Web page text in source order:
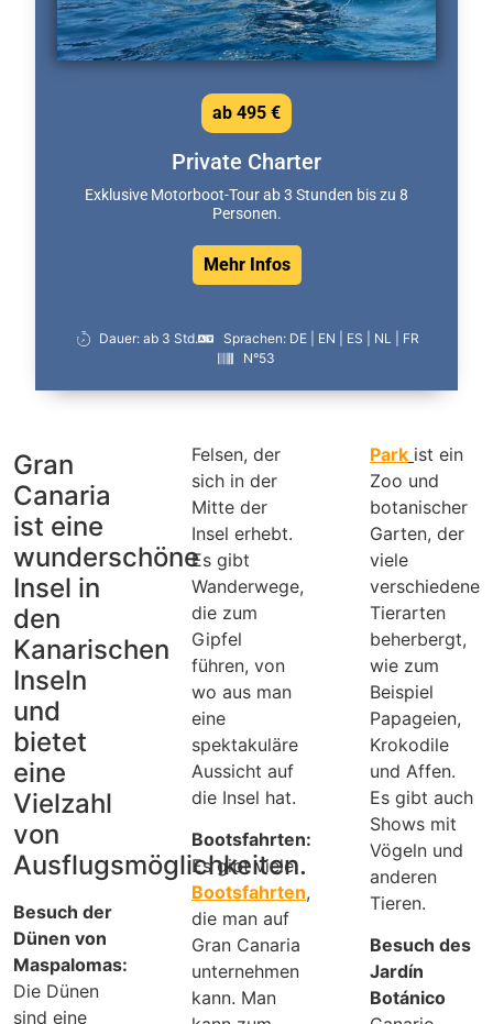
Private Charter
Exklusive Motorboot-Tour ab 3 Stunden bis zu 8
Personen.
Mehr Infos
ab 495 €
Dauer: ab 3 Std.
Sprachen: DE | EN | ES | NL | FR
N°53
Gran
Canaria
ist eine
wunderschöne
Insel in
den
Kanarischen
Inseln
und
bietet
eine
Vielzahl
von
Ausflugsmöglichkeiten.
Besuch der
Dünen von
Maspalomas:
Die Dünen
sind eine
Felsen, der
sich in der
Mitte der
Insel erhebt.
Es gibt
Wanderwege,
die zum
Gipfel
führen, von
wo aus man
eine
spektakuläre
Aussicht auf
die Insel hat.
Bootsfahrten:
Es gibt viele
Bootsfahrten,
die man auf
Gran Canaria
unternehmen
kann. Man
Park ist ein
Zoo und
botanischer
Garten, der
viele
verschiedene
Tierarten
beherbergt,
wie zum
Beispiel
Papageien,
Krokodile
und Affen.
Es gibt auch
Shows mit
Vögeln und
anderen
Tieren.
Besuch des
Jardín
Botánico